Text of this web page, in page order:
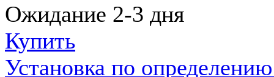
Ожидание 2-3 дня
Купить
Установка по